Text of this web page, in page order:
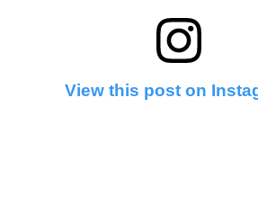
View this post on